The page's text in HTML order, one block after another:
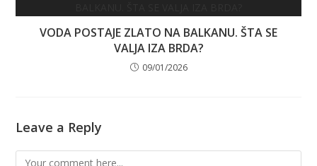
VODA POSTAJE ZLATO NA BALKANU. ŠTA SE
VALJA IZA BRDA?
09/01/2026
Leave a Reply
Comment